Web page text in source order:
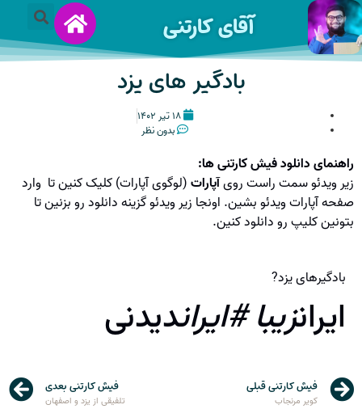
آقای کارتنی
بادگیر های یزد
۱۸ تیر ۱۴۰۲
بدون نظر
راهنمای دانلود فیش کارتنی ها:
زیر ویدئو سمت راست رویآپارات(لوگوی آپارات) کلیک کنین تا وارد
صفحه آپارات ویدئو بشین. اونجا زیر ویدئو گزینه دانلود رو بزنین تا
بتونین کلیپ رو دانلود کنین.
بادگیرهای یزد?
ایرانزیبا #ایراندیدنی
فیش کارتنی قبلی
کویر مرنجاب
فیش کارتنی بعدی
تلفیقی از یزد و اصفهان